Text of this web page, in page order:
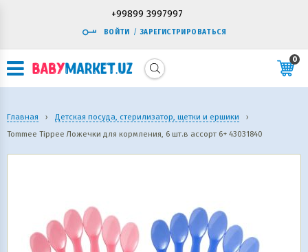
+99899 3997997
ВОЙТИ / ЗАРЕГИСТРИРОВАТЬСЯ
0
Главная › Детская посуда, стерилизатор, щетки и ершики
›
Tommee Tippee Ложечки для кормления, 6 шт.в ассорт 6+ 43031840